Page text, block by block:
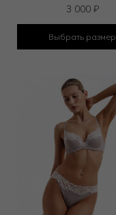
3 000 ₽
Выбрать размер